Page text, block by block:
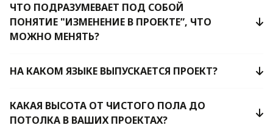
ЧТО ПОДРАЗУМЕВАЕТ ПОД СОБОЙ
ПОНЯТИЕ "ИЗМЕНЕНИЕ В ПРОЕКТЕ”, ЧТО
МОЖНО МЕНЯТЬ?
НА КАКОМ ЯЗЫКЕ ВЫПУСКАЕТСЯ ПРОЕКТ?
КАКАЯ ВЫСОТА ОТ ЧИСТОГО ПОЛА ДО
ПОТОЛКА В ВАШИХ ПРОЕКТАХ?